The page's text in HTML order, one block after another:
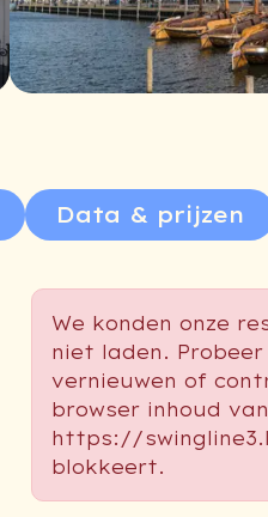
Data & prijzen
We konden onze
niet laden.
vernieuwen of
browser inhoud van
https://
blokkeert.